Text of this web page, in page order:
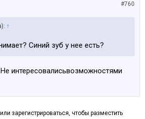
#760
↑
Синий зуб у нее есть?
интересовалисьвозможностями
зарегистрироваться, чтобы разместить